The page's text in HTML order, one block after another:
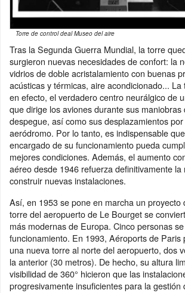
Torre de control deal Museo del aire
Tras la Segunda Guerra Mundial, la torre
surgieron nuevas necesidades de confort: la
vidrios de doble acristalamiento con buenas
acústicas y térmicas, aire acondicionado...
en efecto, el verdadero centro neurálgico de
que dirige los aviones durante sus maniobras
despegue, así como sus desplazamientos
aeródromo. Por lo tanto, es indispensable
encargado de su funcionamiento pueda
mejores condiciones. Además, el aumento
aéreo desde 1946 refuerza definitivamente la
construir nuevas instalaciones.
Así, en 1953 se pone en marcha un proyecto
torre del aeropuerto de Le Bourget se
más modernas de Europa. Cinco personas
funcionamiento. En 1993, Aéroports de Paris
una nueva torre al norte del aeropuerto, dos
la anterior (30 metros). De hecho, su altura
visibilidad de 360° hicieron que las
progresivamente insuficientes para la gestión